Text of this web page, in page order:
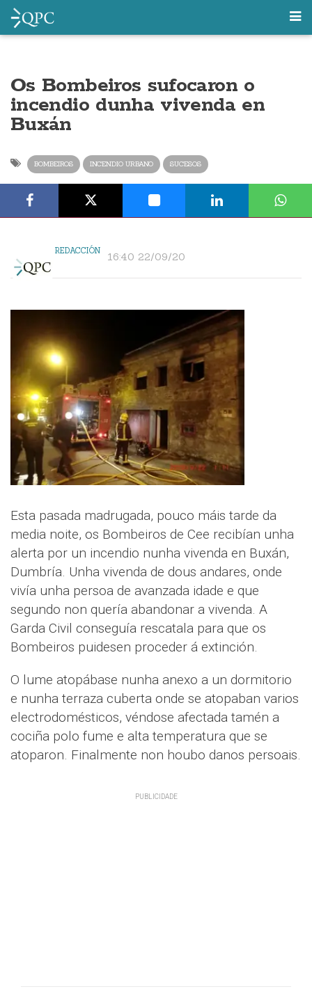
Os Bombeiros sufocaron o
incendio dunha vivenda en
Buxán
BOMBEIROS INCENDIO URBANO SUCESOS
REDACCIÓN 16:40 22/09/20
Esta pasada madrugada, pouco máis tarde da
media noite, os Bombeiros de Cee recibían unha
alerta por un incendio nunha vivenda en Buxán,
Dumbría. Unha vivenda de dous andares, onde
vivía unha persoa de avanzada idade e que
segundo non quería abandonar a vivenda. A
Garda Civil conseguía rescatala para que os
Bombeiros puidesen proceder á extinción.
O lume atopábase nunha anexo a un dormitorio
e nunha terraza cuberta onde se atopaban varios
electrodomésticos, véndose afectada tamén a
cociña polo fume e alta temperatura que se
atoparon. Finalmente non houbo danos persoais.